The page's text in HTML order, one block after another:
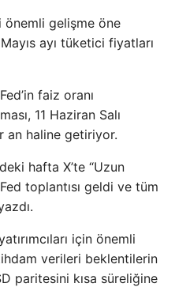
gelişme öne
ayı tüketici fiyatları
faiz oranı
11 Haziran Salı
an haline getiriyor.
hafta X’te “Uzun
toplantısı geldi ve tüm
için önemli
verileri beklentilerin
paritesini kısa süreliğine